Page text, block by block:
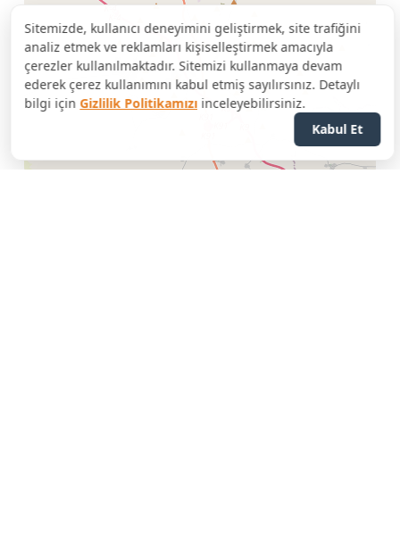
Sitemizde, kullanıcı deneyimini geliştirmek, site trafiğini
analiz etmek ve reklamları kişiselleştirmek amacıyla
çerezler kullanılmaktadır. Sitemizi kullanmaya devam
ederek çerez kullanımını kabul etmiş sayılırsınız. Detaylı
bilgi için Gizlilik Politikamızı inceleyebilirsiniz.
Kabul Et